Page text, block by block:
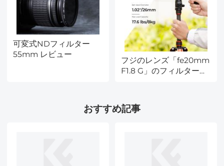
可変式NDフィルター
55mm レビュー
フジのレンズ「fe20mm
F1.8 G」のフィルター径
おすすめ記事